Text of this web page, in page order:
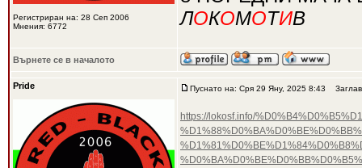
Регистриран на: 28 Сеп 2006
Мнения: 6772
ЛОКОМОТИВ
Върнете се в началото
Pride Пуснато на: Сря 29 Яну, 2025 8:43
https://lokosf.info/